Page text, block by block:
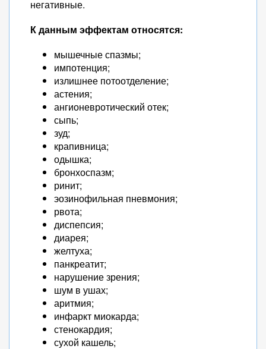
негативные.
К данным эффектам относятся:
мышечные спазмы;
импотенция;
излишнее потоотделение;
астения;
ангионевротический отек;
сыпь;
зуд;
крапивница;
одышка;
бронхоспазм;
ринит;
эозинофильная пневмония;
рвота;
диспепсия;
диарея;
желтуха;
панкреатит;
нарушение зрения;
шум в ушах;
аритмия;
инфаркт миокарда;
стенокардия;
сухой кашель;